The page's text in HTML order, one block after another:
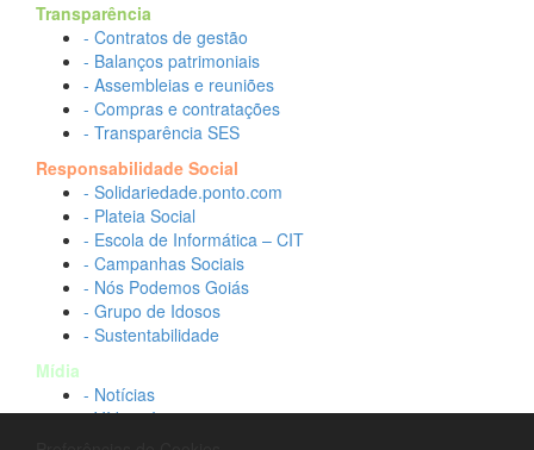
Transparência
- Contratos de gestão
- Balanços patrimoniais
- Assembleias e reuniões
- Compras e contratações
- Transparência SES
Responsabilidade Social
- Solidariedade.ponto.com
- Plateia Social
- Escola de Informática – CIT
- Campanhas Sociais
- Nós Podemos Goiás
- Grupo de Idosos
- Sustentabilidade
Mídia
- Notícias
- Vídeos Institucionais